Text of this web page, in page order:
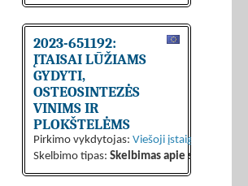
2023-651192:
ĮTAISAI LŪŽIAMS
GYDYTI,
OSTEOSINTEZĖS
VINIMS IR
PLOKŠTELĖMS
Pirkimo vykdytojas: Viešoji įstaiga CPO LT
Skelbimo tipas: Skelbimas apie sutarties